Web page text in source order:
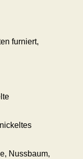
furniert,
Nussbaum,